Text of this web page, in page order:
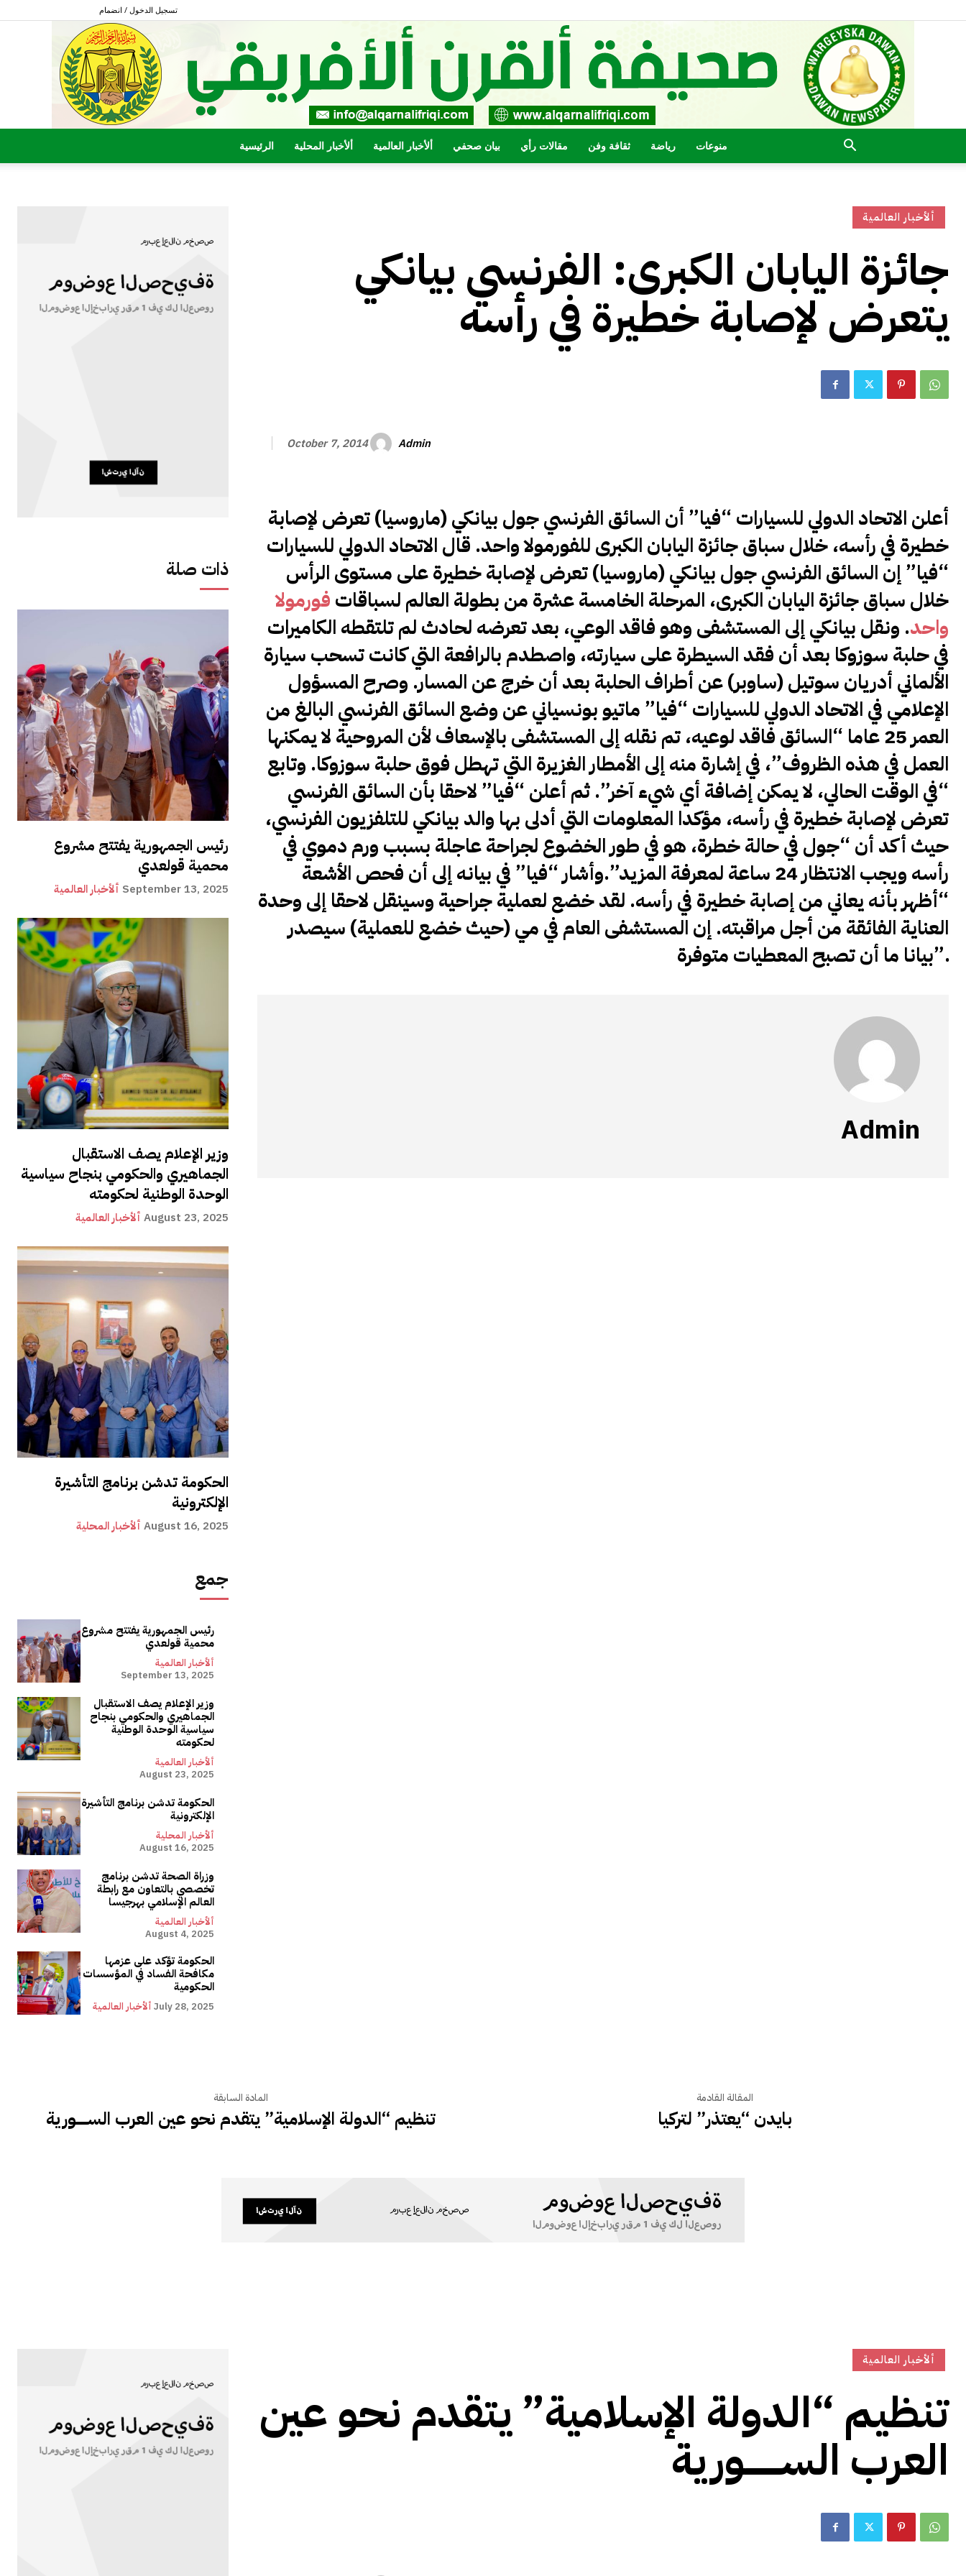
تسجيل الدخول / انضمام
القرن
الرئيسية ألأخبار المحلية ألأخبار العالمية بيان صحفي مقالات رأي ثقافة وفن رياضة منوعات
ذات صلة
رئيس الجمهورية يفتتح مشروع
محمية قولعدي
ألأخبار العالمية September 13, 2025
وزير الإعلام يصف الاستقبال
الجماهيري والحكومي بنجاح سياسية
الوحدة الوطنية لحكومته
ألأخبار العالمية August 23, 2025
الحكومة تدشن برنامج التأشيرة
الإلكترونية
ألأخبار المحلية August 16, 2025
جمع
رئيس الجمهورية يفتتح مشروع
محمية قولعدي
ألأخبار العالمية
September 13, 2025
وزير الإعلام يصف الاستقبال
الجماهيري والحكومي بنجاح
سياسية الوحدة الوطنية
لحكومته
ألأخبار العالمية
August 23, 2025
الحكومة تدشن برنامج التأشيرة
الإلكترونية
ألأخبار المحلية
August 16, 2025
وزراة الصحة تدشن برنامج
تخصصي بالتعاون مع رابطة
العالم الإسلامي بهرجيسا
ألأخبار العالمية
August 4, 2025
الحكومة تؤكد على عزمها
مكافحة الفساد في المؤسسات
الحكومية
ألأخبار العالمية July 28, 2025
ألأخبار العالمية
جائزة اليابان الكبرى: الفرنسي بيانكي
يتعرض لإصابة خطيرة في رأسه
October 7, 2014 Admin
أعلن الاتحاد الدولي للسيارات “فيا” أن السائق الفرنسي جول بيانكي (ماروسيا) تعرض لإصابة
خطيرة في رأسه، خلال سباق جائزة اليابان الكبرى للفورمولا واحد. قال الاتحاد الدولي للسيارات
“فيا” إن السائق الفرنسي جول بيانكي (ماروسيا) تعرض لإصابة خطيرة على مستوى الرأس
خلال سباق جائزة اليابان الكبرى، المرحلة الخامسة عشرة من بطولة العالم لسباقات فورمولا
واحد. ونقل بيانكي إلى المستشفى وهو فاقد الوعي، بعد تعرضه لحادث لم تلتقطه الكاميرات
في حلبة سوزوكا بعد أن فقد السيطرة على سيارته، واصطدم بالرافعة التي كانت تسحب سيارة
الألماني أدريان سوتيل (ساوبر) عن أطراف الحلبة بعد أن خرج عن المسار. وصرح المسؤول
الإعلامي في الاتحاد الدولي للسيارات “فيا” ماتيو بونسياني عن وضع السائق الفرنسي البالغ من
العمر 25 عاما “السائق فاقد لوعيه، تم نقله إلى المستشفى بالإسعاف لأن المروحية لا يمكنها
العمل في هذه الظروف”، في إشارة منه إلى الأمطار الغزيرة التي تهطل فوق حلبة سوزوكا. وتابع
“في الوقت الحالي، لا يمكن إضافة أي شيء آخر”. ثم أعلن “فيا” لاحقا بأن السائق الفرنسي
تعرض لإصابة خطيرة في رأسه، مؤكدا المعلومات التي أدلى بها والد بيانكي للتلفزيون الفرنسي،
حيث أكد أن “جول في حالة خطرة، هو في طور الخضوع لجراحة عاجلة بسبب ورم دموي في
رأسه ويجب الانتظار 24 ساعة لمعرفة المزيد”.وأشار “فيا” في بيانه إلى أن فحص الأشعة
“أظهر بأنه يعاني من إصابة خطيرة في رأسه. لقد خضع لعملية جراحية وسينقل لاحقا إلى وحدة
العناية الفائقة من أجل مراقبته. إن المستشفى العام في مي (حيث خضع للعملية) سيصدر
بيانا ما أن تصبح المعطيات متوفرة”.
Admin
المادة السابقة
تنظيم “الدولة الإسلامية” يتقدم نحو عين العرب الســــــــورية
المقالة القادمة
بايدن “يعتذر” لتركيا